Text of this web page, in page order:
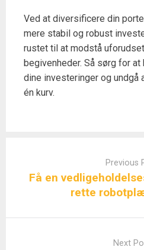
Ved at diversificere din
mere stabil og robust
rustet til at modstå
begivenheder. Så sørg for
dine investeringer og
én kurv.
Previous
Få en
rette
Next